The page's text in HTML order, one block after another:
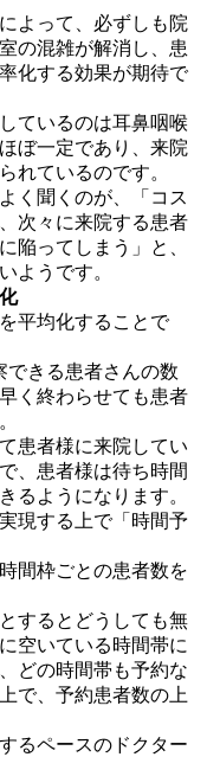
よって、必ずしも院
の混雑が解消し、患
化する効果が期待で
ているのは耳鼻咽喉
ぼ一定であり、来院
れているのです。
く聞くのが、「コス
次々に来院する患者
陥ってしまう」と、
ようです。
平均化することで
できる患者さんの数
く終わらせても患者
患者様に来院してい
、患者様は待ち時間
るようになります。
現する上で「時間予
間枠ごとの患者数を
するとどうしても無
空いている時間帯に
どの時間帯も予約な
で、予約患者数の上
るペースのドクター